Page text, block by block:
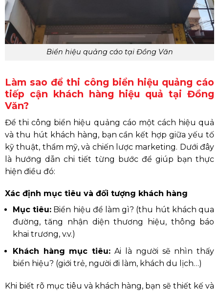
Biển hiệu quảng cáo tại Đồng Văn
Làm sao để thi công biển hiệu quảng cáo
tiếp cận khách hàng hiệu quả tại Đồng
Văn?
Để thi công biển hiệu quảng cáo một cách hiệu quả
và thu hút khách hàng, bạn cần kết hợp giữa yếu tố
kỹ thuật, thẩm mỹ, và chiến lược marketing. Dưới đây
là hướng dẫn chi tiết từng bước để giúp bạn thực
hiện điều đó:
Xác định mục tiêu và đối tượng khách hàng
Mục tiêu: Biển hiệu để làm gì? (thu hút khách qua
đường, tăng nhận diện thương hiệu, thông báo
khai trương, v.v.)
Khách hàng mục tiêu: Ai là người sẽ nhìn thấy
biển hiệu? (giới trẻ, người đi làm, khách du lịch…)
Khi biết rõ mục tiêu và khách hàng, bạn sẽ thiết kế và